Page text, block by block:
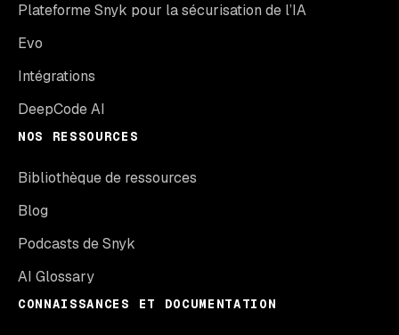
Plateforme Snyk pour la sécurisation de l’IA
Evo
Intégrations
DeepCode AI
NOS RESSOURCES
Bibliothèque de ressources
Blog
Podcasts de Snyk
AI Glossary
CONNAISSANCES ET DOCUMENTATION